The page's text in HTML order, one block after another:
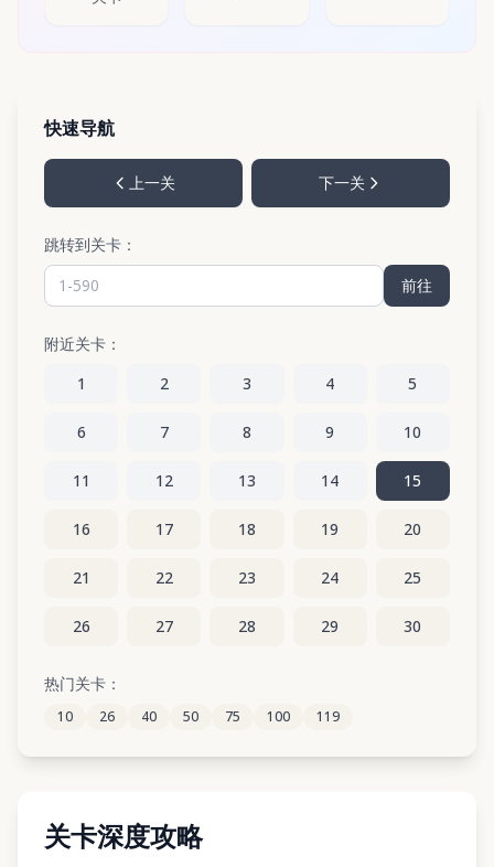
快速导航
上一关 下一关
跳转到关卡：
前往
附近关卡：
1
2 3 4 5
6 7 8 9 10
11 12 13 14 15
16 17 18 19 20
21 22 23 24 25
26 27 28 29 30
31
热门关卡：
10 26 40 50 75 100 119
关卡深度攻略